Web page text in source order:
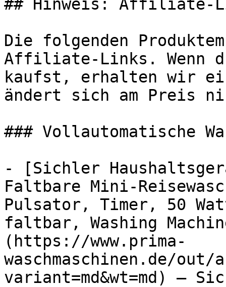
## Hinweis: Affiliate-
Die folgenden
Affiliate-Links. Wenn
kaufst, erhalten wir
ändert sich am Preis
### Vollautomatische
- [Sichler
Faltbare Mini-
Pulsator, Timer, 50
faltbar, Washing
(https://www.prima-
waschmaschinen.de/out/
variant=md&wt=md) —